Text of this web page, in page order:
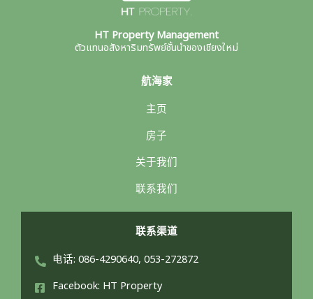
HT Property Management
ตัวแทนอสังหาริมทรัพย์ชั้นนำของเชียงใหม่
航海家
主页
房子
关于我们
联系我们
联系渠道
电话: 086-4290640, 053-272872
Facebook: HT Property